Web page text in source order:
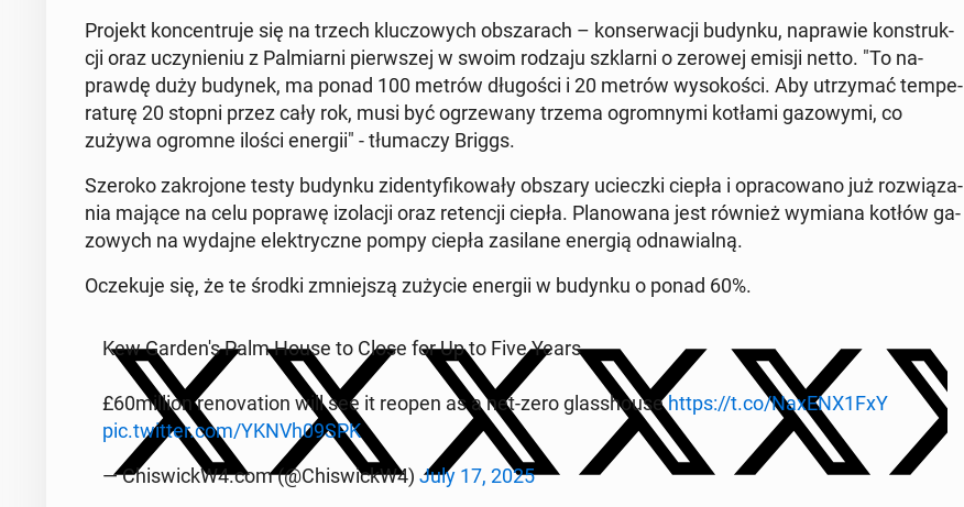
Projekt kon­cen­tru­je się na trzech klu­czo­wych ob­sza­rach – kon­ser­wa­cji budynku, na­pra­wie kon­struk­
cji oraz uczy­nie­niu z Pal­miar­ni pierw­szej w swoim rodzaju szklar­ni o zerowej emisji netto. "To na­
praw­dę duży budynek, ma ponad 100 metrów dłu­go­ści i 20 metrów wy­so­ko­ści. Aby utrzy­mać tem­pe­
ra­tu­rę 20 stopni przez cały rok, musi być ogrze­wa­ny trzema ogrom­ny­mi kotłami ga­zo­wy­mi, co
zużywa ogromne ilości energii" - tłu­ma­czy Briggs.
Szeroko za­kro­jo­ne testy budynku zi­den­ty­fi­ko­wa­ły obszary uciecz­ki ciepła i opra­co­wa­no już roz­wią­za­
nia mające na celu poprawę izo­la­cji oraz re­ten­cji ciepła. Pla­no­wa­na jest również wymiana kotłów ga­
zo­wych na wydajne elek­trycz­ne pompy ciepła za­si­la­ne energią od­na­wial­ną.
Ocze­ku­je się, że te środki zmniej­szą zużycie energii w budynku o ponad 60%.
Kew Gar­de­n's Palm House to Close for Up to Five Years
£60million re­no­va­tion will see it reopen as a net-zero glas­sho­usehttps://t.co/NaxENX1FxY
pic.twitter.com/YKNVh09SPK
— Chi­swickW4.com (@Chi­swickW4) July 17, 2025